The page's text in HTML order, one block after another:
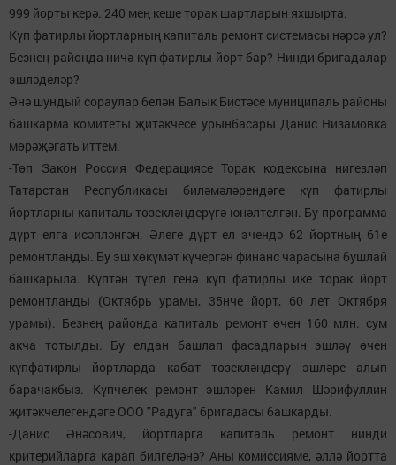
999 йорты керә. 240 мең кеше торак шартларын яхшырта.
Күп фатирлы йортларның капиталь ремонт системасы нәрсә ул?
Безнең районда ничә күп фатирлы йорт бар? Нинди бригадалар
эшләделәр?
Әнә шундый сораулар белән Балык Бистәсе муниципаль районы
башкарма комитеты җитәкчесе урынбасары Данис Низамовка
мөрәҗәгать иттем.
-Төп Закон Россия Федерациясе Торак кодексына нигезләп
Татарстан Республикасы биләмәләрендәге күп фатирлы
йортларны капиталь төзекләндерүгә юнәлтелгән. Бу программа
дүрт елга исәпләнгән. Әлеге дүрт ел эчендә 62 йортның 61е
ремонтланды. Бу эш хөкүмәт күчергән финанс чарасына бушлай
башкарыла. Күптән түгел генә күп фатирлы ике торак йорт
ремонтланды (Октябрь урамы, 35нче йорт, 60 лет Октября
урамы). Безнең районда капиталь ремонт өчен 160 млн. сум
акча тотылды. Бу елдан башлап фасадларын эшләү өчен
күпфатирлы йортларда кабат төзекләндерү эшләре алып
барачакбыз. Күпчелек ремонт эшләрен Камил Шәрифуллин
җитәкчелегендәге ООО "Радуга" бригадасы башкарды.
-Данис Әнәсович, йортларга капиталь ремонт нинди
критерийларга карап билгеләнә? Аны комиссияме, әллә йортта